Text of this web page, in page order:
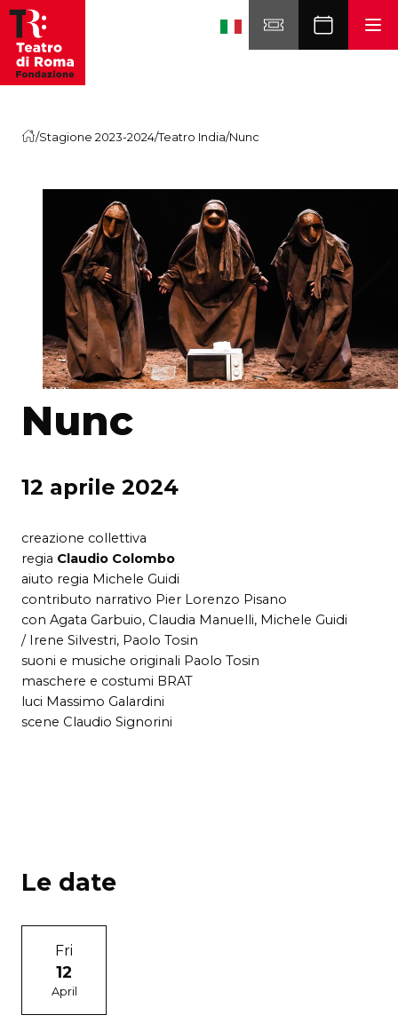
Skip to content
/Stagione 2023-2024/Teatro India/Nunc
Nunc
12 aprile 2024
creazione collettiva
regia Claudio Colombo
aiuto regia Michele Guidi
contributo narrativo Pier Lorenzo Pisano
con Agata Garbuio, Claudia Manuelli, Michele Guidi
/ Irene Silvestri, Paolo Tosin
suoni e musiche originali Paolo Tosin
maschere e costumi BRAT
luci Massimo Galardini
scene Claudio Signorini
Le date
Fri
12
April